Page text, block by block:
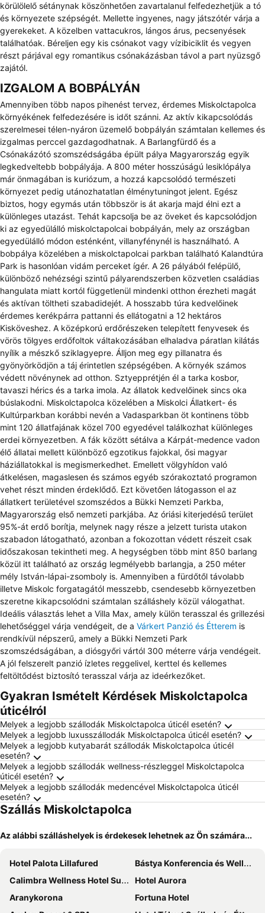
körülölelő sétánynak köszönhetően zavartalanul felfedezhetjük a tó
és környezete szépségét. Mellette ingyenes, nagy játszótér várja a
gyerekeket. A közelben vattacukros, lángos árus, pecsenyések
találhatóak. Béreljen egy kis csónakot vagy vízibiciklit és vegyen
részt párjával egy romantikus csónakázásban távol a part nyüzsgő
zajától.
IZGALOM A BOBPÁLYÁN
Amennyiben több napos pihenést tervez, érdemes Miskolctapolca
környékének felfedezésére is időt szánni. Az aktív kikapcsolódás
szerelmesei télen-nyáron üzemelő bobpályán számtalan kellemes és
izgalmas perccel gazdagodhatnak. A Barlangfürdő és a
Csónakázótó szomszédságába épült pálya Magyarország egyik
legkedveltebb bobpályája. A 800 méter hosszúságú lesiklópálya
már önmagában is kuriózum, a hozzá kapcsolódó természeti
környezet pedig utánozhatatlan élménytuningot jelent. Egész
biztos, hogy egymás után többször is át akarja majd élni ezt a
különleges utazást. Tehát kapcsolja be az öveket és kapcsolódjon
ki az egyedülálló miskolctapolcai bobpályán, mely az országban
egyedülálló módon esténként, villanyfénynél is használható. A
bobpálya közelében a miskolctapolcai parkban található Kalandtúra
Park is hasonlóan vidám perceket ígér. A 26 pályából felépülő,
különböző nehézségi szintű pályarendszerben közvetlen családias
hangulata miatt kortól függetlenül mindenki otthon érezheti magát
és aktívan töltheti szabadidejét. A hosszabb túra kedvelőinek
érdemes kerékpárra pattanni és ellátogatni a 12 hektáros
Kisköveshez. A középkorú erdőrészeken telepített fenyvesek és
vörös tölgyes erdőfoltok váltakozásában elhaladva páratlan kilátás
nyílik a mészkő sziklagyepre. Álljon meg egy pillanatra és
gyönyörködjön a táj érintetlen szépségében. A környék számos
védett növénynek ad otthon. Sztyepprétjén él a tarka kosbor,
tavaszi hérics és a tarka imola. Az állatok kedvelőinek sincs oka
búslakodni. Miskolctapolca közelében a Miskolci Állatkert- és
Kultúrparkban korábbi nevén a Vadasparkban öt kontinens több
mint 120 állatfajának közel 700 egyedével találkozhat különleges
erdei környezetben. A fák között sétálva a Kárpát-medence vadon
élő állatai mellett különböző egzotikus fajokkal, ősi magyar
háziállatokkal is megismerkedhet. Emellett völgyhídon való
átkelésen, magaslesen és számos egyéb szórakoztató programon
vehet részt minden érdeklődő. Ezt követően látogasson el az
állatkert területével szomszédos a Bükki Nemzeti Parkba,
Magyarország első nemzeti parkjába. Az óriási kiterjedésű terület
95%-át erdő borítja, melynek nagy része a jelzett turista utakon
szabadon látogatható, azonban a fokozottan védett részeit csak
időszakosan tekintheti meg. A hegységben több mint 850 barlang
közül itt található az ország legmélyebb barlangja, a 250 méter
mély István-lápai-zsomboly is. Amennyiben a fürdőtől távolabb
illetve Miskolc forgatagától messzebb, csendesebb környezetben
szeretne kikapcsolódni számtalan szálláshely közül válogathat.
Ideális választás lehet a Villa Max, amely külön terasszal és grillezési
lehetőséggel várja vendégeit, de a Várkert Panzió és Étterem is
rendkívül népszerű, amely a Bükki Nemzeti Park
szomszédságában, a diósgyőri vártól 300 méterre várja vendégeit.
A jól felszerelt panzió ízletes reggelivel, kerttel és kellemes
feltöltődést biztosító terasszal várja az ideérkezőket.
Gyakran Ismételt Kérdések Miskolctapolca
úticélról
Melyek a legjobb szállodák Miskolctapolca úticél esetén?
Melyek a legjobb luxusszállodák Miskolctapolca úticél esetén?
Melyek a legjobb kutyabarát szállodák Miskolctapolca úticél
esetén?
Melyek a legjobb szállodák wellness-részleggel Miskolctapolca
úticél esetén?
Melyek a legjobb szállodák medencével Miskolctapolca úticél
esetén?
Szállás Miskolctapolca
Az alábbi szálláshelyek is érdekesek lehetnek az Ön számára...
Hotel Palota Lillafured
Bástya Konferencia és Wellness Hotel
Calimbra Wellness Hotel Superior
Hotel Aurora
Aranykorona
Fortuna Hotel